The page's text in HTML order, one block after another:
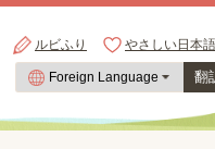
ルビふり やさしい日本語
翻